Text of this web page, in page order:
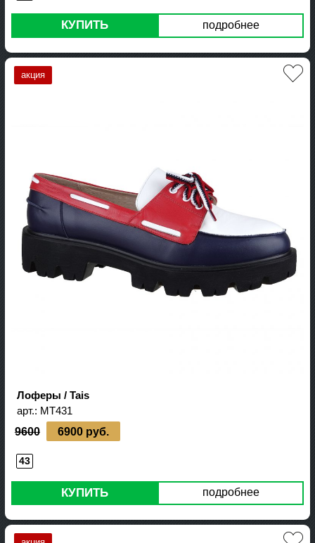
подробнее
КУПИТЬ
Лоферы / Tais
арт.: MT431
9600 6900 руб.
43
подробнее
КУПИТЬ